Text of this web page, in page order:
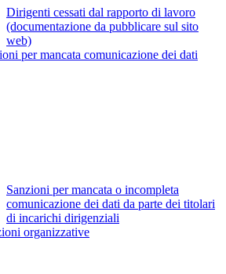
Dirigenti cessati dal rapporto di lavoro
(documentazione da pubblicare sul sito
web)
per mancata comunicazione dei dati
Sanzioni per mancata o incompleta
comunicazione dei dati da parte dei titolari
di incarichi dirigenziali
organizzative